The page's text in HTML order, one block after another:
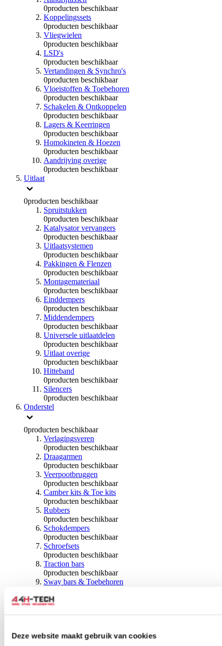
Deze website maakt gebruik van cookies
0producten beschikbaar
Koppelingssets
0producten beschikbaar
Vliegwielen
0producten beschikbaar
LSD's
0producten beschikbaar
Vertandingen & Synchro's
0producten beschikbaar
Vloeistoffen & Toebehoren
0producten beschikbaar
Schakelen & Ontkoppelen
0producten beschikbaar
Lagers & Keerringen
0producten beschikbaar
Homokineten & Hoezen
0producten beschikbaar
Aandrijving overige
0producten beschikbaar
Uitlaat
0producten beschikbaar
Spruitstukken
0producten beschikbaar
Katalysator vervangers
0producten beschikbaar
Uitlaatsystemen
0producten beschikbaar
Pakkingen & Flenzen
0producten beschikbaar
Montagemateriaal
0producten beschikbaar
Einddempers
0producten beschikbaar
Middendempers
0producten beschikbaar
Universele uitlaatdelen
0producten beschikbaar
Uitlaat overige
0producten beschikbaar
Hitteband
0producten beschikbaar
Silencers
0producten beschikbaar
Onderstel
0producten beschikbaar
Verlagingsveren
0producten beschikbaar
Draagarmen
0producten beschikbaar
Veerpootbruggen
0producten beschikbaar
Camber kits & Toe kits
0producten beschikbaar
Rubbers
0producten beschikbaar
Schokdempers
0producten beschikbaar
Schroefsets
0producten beschikbaar
Traction bars
0producten beschikbaar
Sway bars & Toebehoren
Kogels & Hoezen
0 producten beschikbaar
Wiellagers & Naven
Wielen & Toebehoren